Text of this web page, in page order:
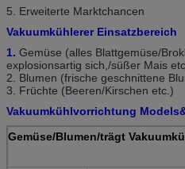
5. Erweiterte Marktchancen
Vakuumkühlerer Einsatzbereich
1. Gemüse (alles Blattgemüse/
explosionsartig sich,/süßer Mais
2. Blumen (frische geschnittene
3. Früchte (Beeren/Kirschen etc.)
Vakuumkühlvorrichtung
Gemüse/Blumen/trägt